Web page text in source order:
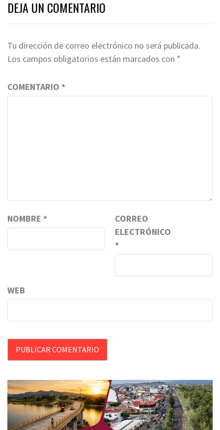
DEJA UN COMENTARIO
Tu dirección de correo electrónico no será publicada.
Los campos obligatorios están marcados con *
COMENTARIO *
NOMBRE *
CORREO
ELECTRÓNICO
*
WEB